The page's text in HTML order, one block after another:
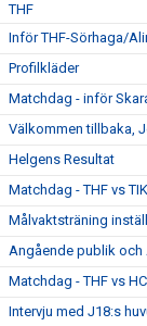
THF
Inför THF-Sörhaga/
Profilkläder
Matchdag - inför
Välkommen tillbaka,
Helgens Resultat
Matchdag - THF vs TIK
Målvaktsträning
Angående publik och
Matchdag - THF vs
Intervju med J18:s